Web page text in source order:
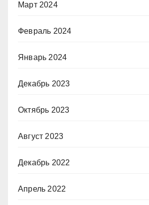
Март 2024
Февраль 2024
Январь 2024
Декабрь 2023
Октябрь 2023
Август 2023
Декабрь 2022
Апрель 2022